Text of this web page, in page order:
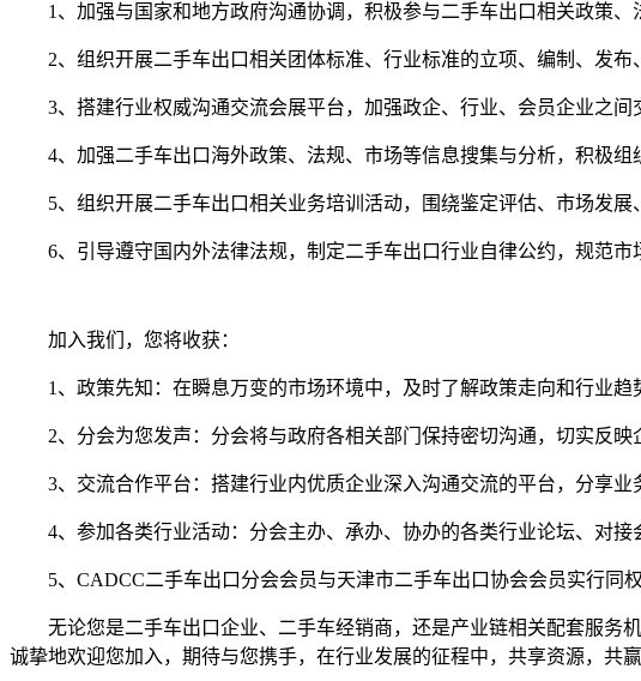
1、加强与国家和地方政府沟通协调，积极参与二手车出口相关政策
2、组织开展二手车出口相关团体标准、行业标准的立项、编制、发布
3、搭建行业权威沟通交流会展平台，加强政企、行业、会员企业之
4、加强二手车出口海外政策、法规、市场等信息搜集与分析，积极
5、组织开展二手车出口相关业务培训活动，围绕鉴定评估、市场发
6、引导遵守国内外法律法规，制定二手车出口行业自律公约，规范
加入我们，您将收获：
1、政策先知：在瞬息万变的市场环境中，及时了解政策走向和行业
2、分会为您发声：分会将与政府各相关部门保持密切沟通，切实反
3、交流合作平台：搭建行业内优质企业深入沟通交流的平台，分享
4、参加各类行业活动：分会主办、承办、协办的各类行业论坛、对
5、CADCC二手车出口分会会员与天津市二手车出口协会会员实行同
无论您是二手车出口企业、二手车经销商，还是产业链相关配套服务
诚挚地欢迎您加入，期待与您携手，在行业发展的征程中，共享资源，共赢